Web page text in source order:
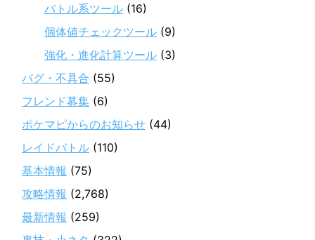
バトル系ツール (16)
個体値チェックツール (9)
強化・進化計算ツール (3)
バグ・不具合 (55)
フレンド募集 (6)
ポケマピからのお知らせ (44)
レイドバトル (110)
基本情報 (75)
攻略情報 (2,768)
最新情報 (259)